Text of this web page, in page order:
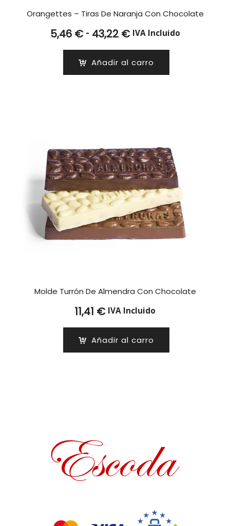
Orangettes – Tiras De Naranja Con Chocolate
5,46 € - 43,22 €Rango
desde
IVA Incluido
Añadir al carro
Molde Turrón De Almendra Con Chocolate
11,41 € IVA Incluido
Añadir al carro